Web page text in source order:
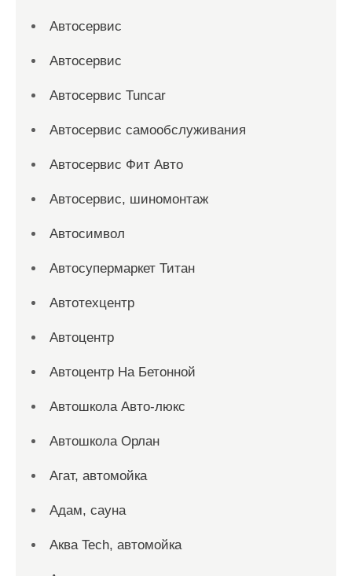
Автосервис
Автосервис
Автосервис Tuncar
Автосервис самообслуживания
Автосервис Фит Авто
Автосервис, шиномонтаж
Автосимвол
Автосупермаркет Титан
Автотехцентр
Автоцентр
Автоцентр На Бетонной
Автошкола Авто-люкс
Автошкола Орлан
Агат, автомойка
Адам, сауна
Аква Tech, автомойка